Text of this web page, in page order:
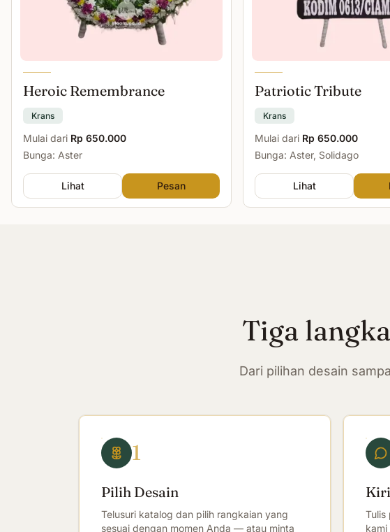
Heroic Remembrance
Krans
Mulai dari Rp 650.000
Bunga: Aster
Lihat Pesan
Patriotic Tribute
Krans
Mulai dari Rp 650.000
Bunga: Aster, Solidago
Lihat
Tiga
Dari pilihan desain
1
Pilih Desain
Telusuri katalog dan pilih rangkaian yang
sesuai dengan momen Anda — atau minta
Tulis